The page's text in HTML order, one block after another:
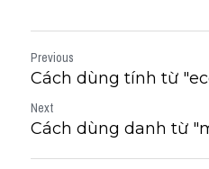
Previous
Cách dùng tính từ
Next
Cách dùng danh từ